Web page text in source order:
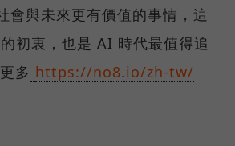
會與未來更有價值的事情，這
初衷，也是 AI 時代最值得追
多 https://no8.io/zh-tw/